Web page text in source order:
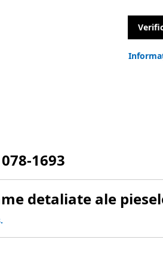
078-1693
detaliate ale